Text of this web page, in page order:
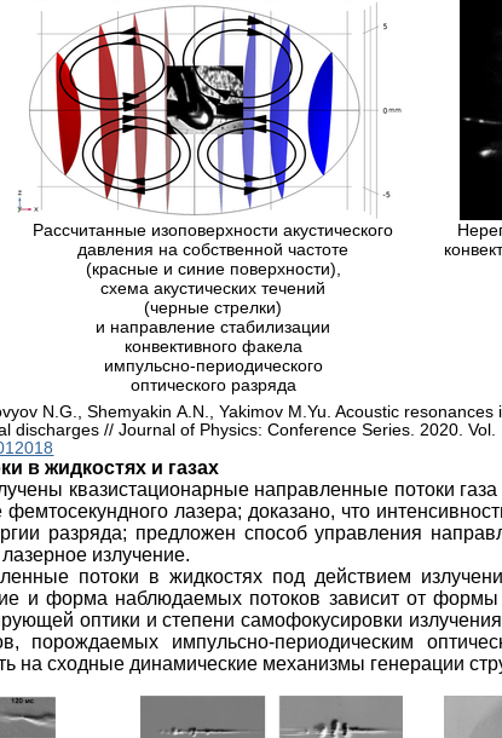
Рассчитанные изоповерхности акустического
давления на собственной частоте
(красные и синие поверхности),
схема акустических течений
(черные стрелки)
и направление стабилизации
конвективного факела
импульсно-периодического
оптического разряда
N.G., Shemyakin A.N., Yakimov M.Yu. Acoustic
discharges // Journal of Physics: Conference Series. 2020.
в жидкостях и газах
квазистационарные направленные потоки
лазера; доказано, что
разряда; предложен способ управления
излучение.
потоки в жидкостях под действием
и форма наблюдаемых потоков зависит от
оптики и степени самофокусировки
порождаемых импульсно-периодическим
на сходные динамические механизмы генерации